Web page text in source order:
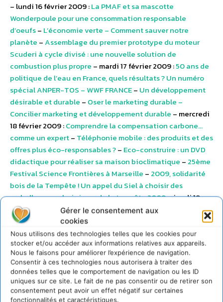
Gérer le consentement aux
cookies
Nous utilisons des technologies telles que les cookies pour
stocker et/ou accéder aux informations relatives aux appareils.
Nous le faisons pour améliorer l’expérience de navigation.
Consentir à ces technologies nous autorisera à traiter des
données telles que le comportement de navigation ou les ID
uniques sur ce site. Le fait de ne pas consentir ou de retirer son
consentement peut avoir un effet négatif sur certaines
fonctionnalités et caractéristiques.
– lundi 16 février 2009 :La PMAF et sa mascotte
Wonderpoule pour une consommation responsable
d’oeufs– L’économie verte – Comment sauver notre
planète –Assemblage du premier prototype du moteur
Scuderi à cycle divisé : une nouvelle solution de
combustion plus propre – mardi 17 février 2009 :50 ans de
politique de l’eau en France, quels résultats ? Un numéro
spécial ANPER-TOS – WWF FRANCE– Un développement
désirable et durable – Oser le marketing durable –
Concilier marketing et développement durable – mercredi
18 février 2009 :Comprendre la compensation carbone…
comme un expert– Téléphonie mobile : des produits et des
offres plus éco-responsables ?– Eco-construire : un DVD
didactique pour réaliser sa maison bioclimatique – 25ème
Festival Science Frontières à Marseille – 2009, solidarité
bois de la Tempête ! Un appel du Siel à choisir des
emballages en bois issus de la tempête 2009– jeudi 19
février 2009 :
Consom’action : téléphonie, internet,
télévision – Comment s’y retrouver ?
Primevère 2009, 23e
salon-rencontres de l’écologie et des alternatives à Lyon
–« Changez d’approche » 2009, un concours pour
découvrir la montagne autrement–SONDAGE LH2 –
Comité21 : Les Français face à la crise financière et
environnementale– vendredi 20 février 2009 :Le guide
des jeux pour la planète– Le Bassin d’Arcachon : l’eau en